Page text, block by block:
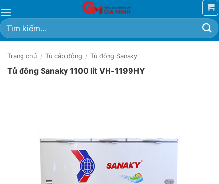
qua
nội
dung
Tìm
kiếm:
Trang chủ / Tủ cấp đông / Tủ đông Sanaky
Tủ đông Sanaky 1100 lít VH-1199HY